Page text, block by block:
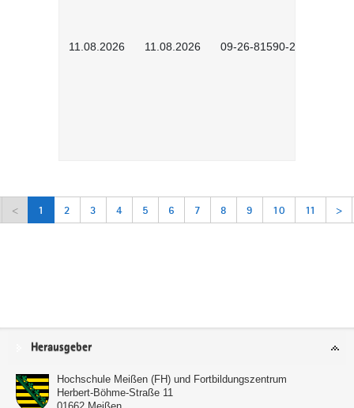
11.08.2026 11.08.2026 09-26-81590-2604
< 1 2 3 4 5 6 7 8 9 10 11 >
Service
Herausgeber
Hochschule Meißen (FH) und Fortbildungszentrum
Herbert-Böhme-Straße 11